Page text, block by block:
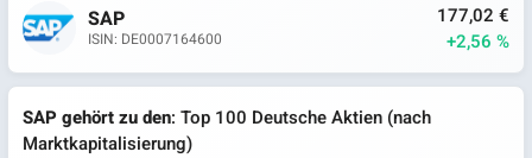
SAP
ISIN: DE0007164600
177,02 €
+2,56 %
SAP gehört zu den: Top 100 Deutsche Aktien (nach
Marktkapitalisierung)